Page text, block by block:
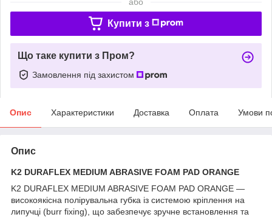
Купити з
Що таке купити з Пром?
Замовлення під захистом
Опис Характеристики Доставка Оплата Умови
Опис
K2 DURAFLEX MEDIUM ABRASIVE FOAM PAD ORANGE
K2 DURAFLEX MEDIUM ABRASIVE FOAM PAD ORANGE —
високоякісна полірувальна губка із системою кріплення на
липучці (burr fixing), що забезпечує зручне встановлення та